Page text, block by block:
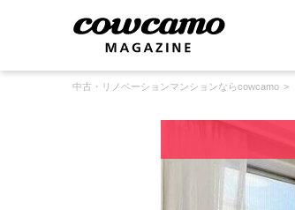
中古・リノベーションマンションならcowcamo